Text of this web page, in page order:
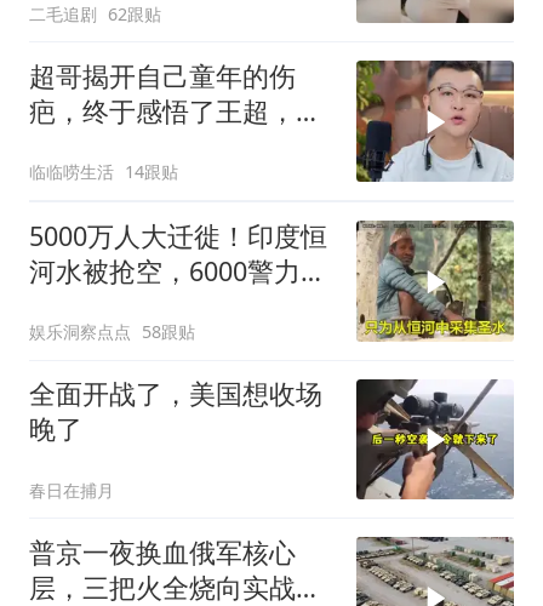
二毛追剧 62跟贴
超哥揭开自己童年的伤
疤，终于感悟了王超，他
临临唠生活 14跟贴
5000万人大迁徙！印度恒
河水被抢空，6000警力全
娱乐洞察点点 58跟贴
全面开战了，美国想收场
晚了
春日在捕月
普京一夜换血俄军核心
层，三把火全烧向实战